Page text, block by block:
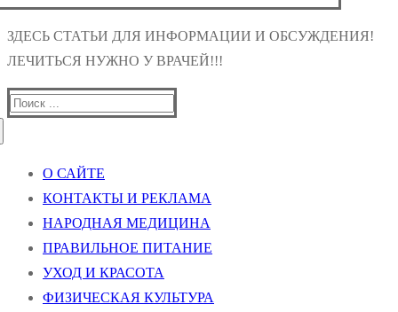
ЗДЕСЬ СТАТЬИ ДЛЯ ИНФОРМАЦИИ И ОБСУЖДЕНИЯ!
ЛЕЧИТЬСЯ НУЖНО У ВРАЧЕЙ!!!
Найти:
О САЙТЕ
КОНТАКТЫ И РЕКЛАМА
НАРОДНАЯ МЕДИЦИНА
ПРАВИЛЬНОЕ ПИТАНИЕ
УХОД И КРАСОТА
ФИЗИЧЕСКАЯ КУЛЬТУРА